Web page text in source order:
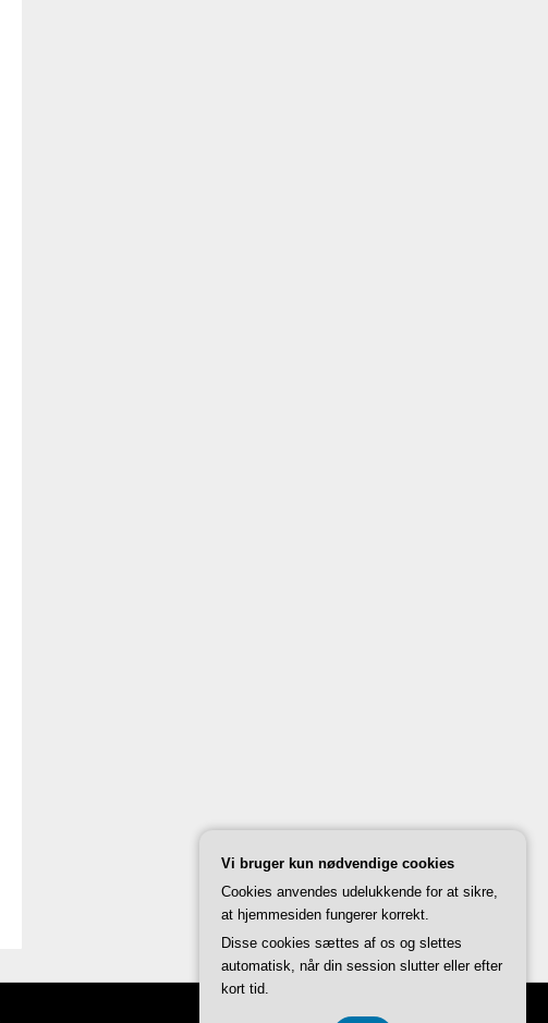
Vi bruger kun nødvendige cookies
Cookies anvendes udelukkende for at sikre,
at hjemmesiden fungerer korrekt.
Disse cookies sættes af os og slettes
automatisk, når din session slutter eller efter
kort tid.